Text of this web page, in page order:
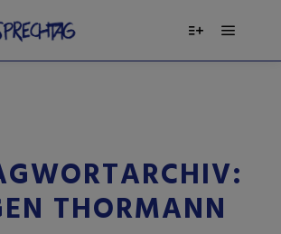
THORMANN